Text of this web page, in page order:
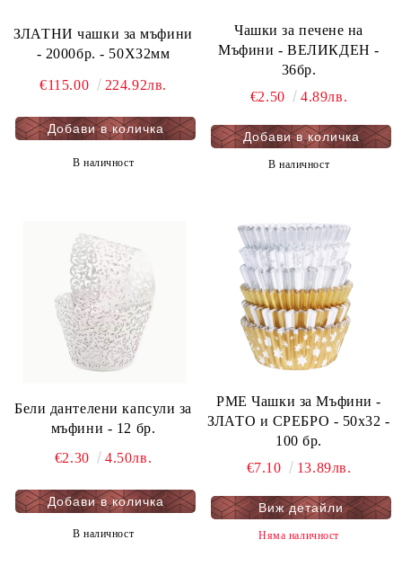
ЗЛАТНИ чашки за мъфини
- 2000бр. - 50Х32мм
€115.00 224.92лв.
В наличност
Чашки за печене на
Мъфини - ВЕЛИКДЕН -
36бр.
€2.50
4.89лв.
В наличност
Бели дантелени капсули за
мъфини - 12 бр.
€2.30
4.50лв.
В наличност
PME Чашки за Мъфини -
ЗЛАТО и СРЕБРО - 50x32 -
100 бр.
€7.10
13.89лв.
Виж детайли
Няма наличност